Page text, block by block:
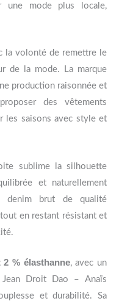
une mode plus locale,
la volonté de remettre le
de la mode. La marque
production raisonnée et
des vêtements
les saisons avec style et
sublime la silhouette
et naturellement
denim brut de qualité
en restant résistant et
% élasthanne, avec un
Jean Droit Dao – Anaïs
et durabilité. Sa